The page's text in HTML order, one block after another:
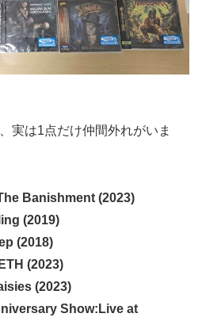
実は1点だけ仲間外れがいま
Banishment (2023)
(2019)
(2018)
(2023)
(2023)
Show:Live at